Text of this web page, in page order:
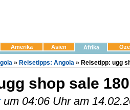
Amerika Asien Afrika
» Reisetipps: Angola » Reisetipp: ugg
shop sale 180
um 04:06 Uhr am